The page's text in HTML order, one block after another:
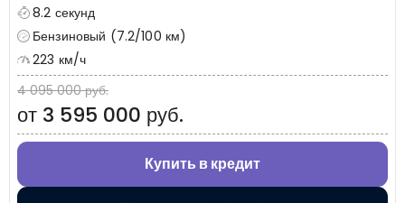
8.2 секунд
Бензиновый (7.2/100 км)
223 км/ч
4 095 000 руб.
от 3 595 000 руб.
Купить в кредит